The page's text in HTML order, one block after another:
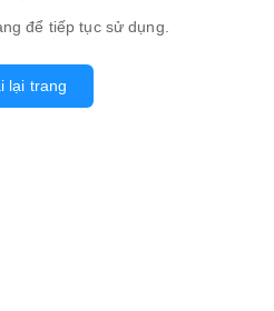
để tiếp tục sử dụng.
lại trang